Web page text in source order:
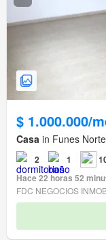
$ 1.000.000/
Casa in Funes
2 1
Hace 22 horas 52
FDC NEGOCIOS